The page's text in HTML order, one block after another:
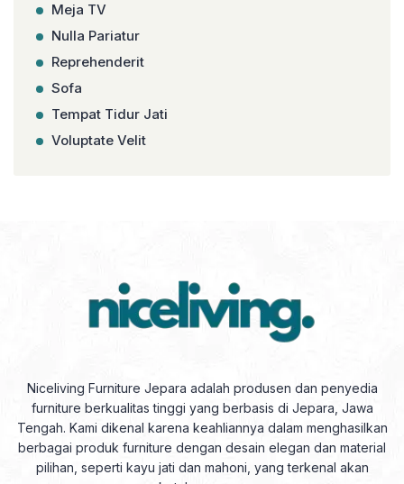
Meja TV
Nulla Pariatur
Reprehenderit
Sofa
Tempat Tidur Jati
Voluptate Velit
Niceliving Furniture Jepara adalah produsen dan penyedia
furniture berkualitas tinggi yang berbasis di Jepara, Jawa
Tengah. Kami dikenal karena keahliannya dalam menghasilkan
berbagai produk furniture dengan desain elegan dan material
pilihan, seperti kayu jati dan mahoni, yang terkenal akan